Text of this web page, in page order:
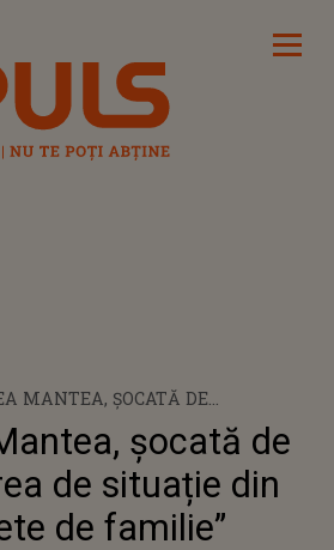
MANTEA, ȘOCATĂ DE
DE SITUAȚIE DIN “SECRETE
șocată de
de situație din
de familie”